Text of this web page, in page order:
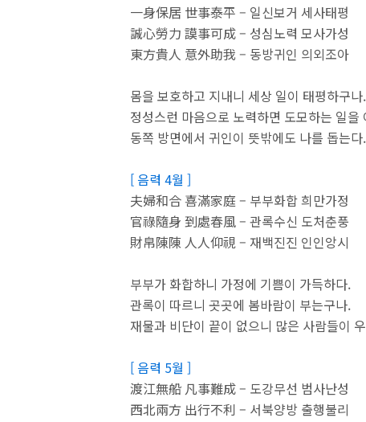
一身保居 世事泰平 – 일신보거 세사태평
誠心勞力 謨事可成 – 성심노력 모사가성
東方貴人 意外助我 – 동방귀인 의외조아
몸을 보호하고 지내니 세상 일이 태평하구나.
정성스런 마음으로 노력하면 도모하는 일을
동쪽 방면에서 귀인이 뜻밖에도 나를 돕는다.
[ 음력 4월 ]
夫婦和合 喜滿家庭 – 부부화합 희만가정
官祿隨身 到處春風 – 관록수신 도처춘풍
財帛陳陳 人人仰視 – 재백진진 인인앙시
부부가 화합하니 가정에 기쁨이 가득하다.
관록이 따르니 곳곳에 봄바람이 부는구나.
재물과 비단이 끝이 없으니 많은 사람들이
[ 음력 5월 ]
渡江無船 凡事難成 – 도강무선 범사난성
西北兩方 出行不利 – 서북양방 출행불리